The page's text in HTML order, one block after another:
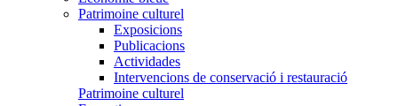
Patrimoine culturel
Exposicions
Publicacions
Actividades
Intervencions de conservació i restauració
Patrimoine culturel